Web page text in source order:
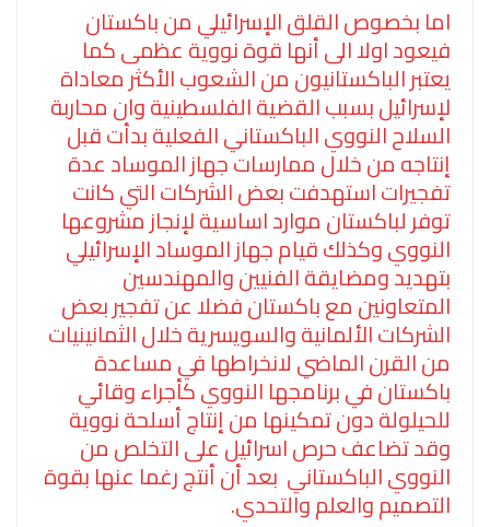
اما بخصوص القلق الإسرائيلي من باكستان
فيعود اولا الى أنها قوة نووية عظمى كما
يعتبر الباكستانيون من الشعوب الأكثر معاداة
لإسرائيل بسبب القضية الفلسطينية وان محاربة
السلاح النووي الباكستاني الفعلية بدأت قبل
إنتاجه من خلال ممارسات جهاز الموساد عدة
تفجيرات استهدفت بعض الشركات التي كانت
توفر لباكستان موارد اساسية لإنجاز مشروعها
النووي وكذلك قيام جهاز الموساد الإسرائيلي
بتهديد ومضايقة الفنيين والمهندسين
المتعاونين مع باكستان فضلا عن تفجير بعض
الشركات الألمانية والسويسرية خلال الثمانينيات
من القرن الماضي لانخراطها في مساعدة
باكستان في برنامجها النووي كأجراء وقائي
للحيلولة دون تمكينها من إنتاج أسلحة نووية
وقد تضاعف حرص اسرائيل على التخلص من
النووي الباكستاني بعد أن أنتج رغما عنها بقوة
التصميم والعلم والتحدي.